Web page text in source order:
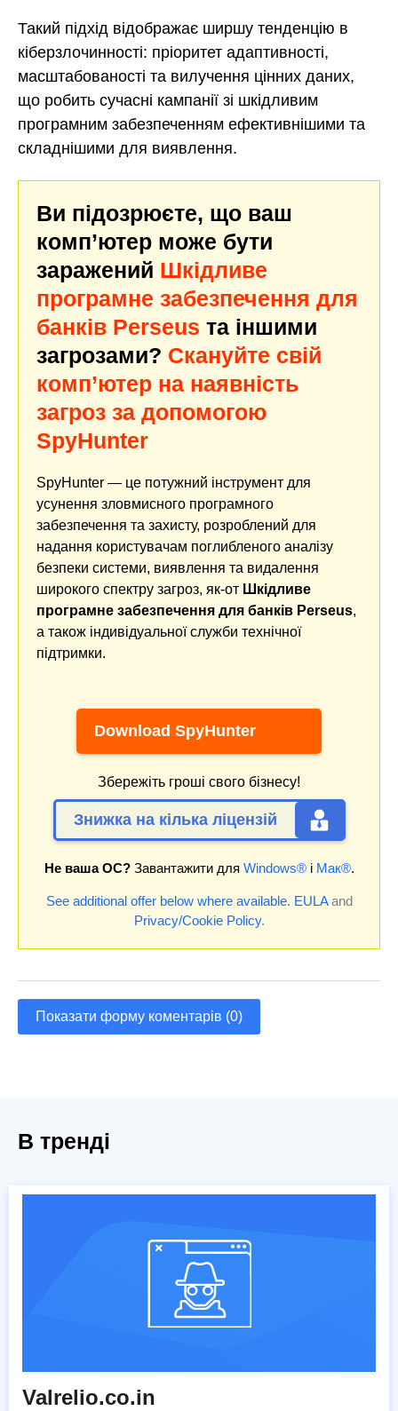
Такий підхід відображає ширшу тенденцію в
кіберзлочинності: пріоритет адаптивності,
масштабованості та вилучення цінних даних,
що робить сучасні кампанії зі шкідливим
програмним забезпеченням ефективнішими та
складнішими для виявлення.
Ви підозрюєте, що ваш
комп’ютер може бути
заражений Шкідливе
програмне забезпечення для
банків Perseus та іншими
загрозами? Скануйте свій
комп’ютер на наявність
загроз за допомогою
SpyHunter
SpyHunter — це потужний інструмент для
усунення зловмисного програмного
забезпечення та захисту, розроблений для
надання користувачам поглибленого аналізу
безпеки системи, виявлення та видалення
широкого спектру загроз, як-от Шкідливе
програмне забезпечення для банків Perseus,
а також індивідуальної служби технічної
підтримки.
Download SpyHunter
Збережіть гроші свого бізнесу!
Знижка на кілька ліцензій
Не ваша ОС?Завантажити для Windows®і Мак®.
See additional offer below where available. EULAand
Privacy/Cookie Policy.
Показати форму коментарів (0)
В тренді
Valrelio.co.in